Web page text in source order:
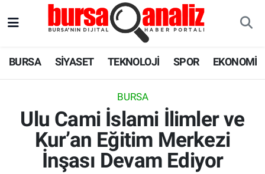
BURSA SİYASET TEKNOLOJİ SPOR EKONOMİ
BURSA
Ulu Cami İslami İlimler ve
Kur’an Eğitim Merkezi
İnşası Devam Ediyor
SPOR
EKONOMİ
Süper Lig Puan Durumu ve Fikstür
Tüm Manşetler